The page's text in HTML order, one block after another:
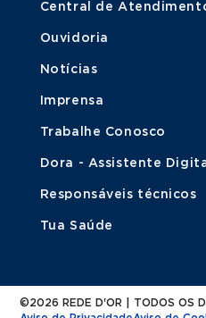
Central de
Ouvidoria
Notícias
Imprensa
Trabalhe Conosco
Dora - Assistente
Responsáveis técnicos
Tua Saúde
©2026 REDE D'OR | TODOS OS